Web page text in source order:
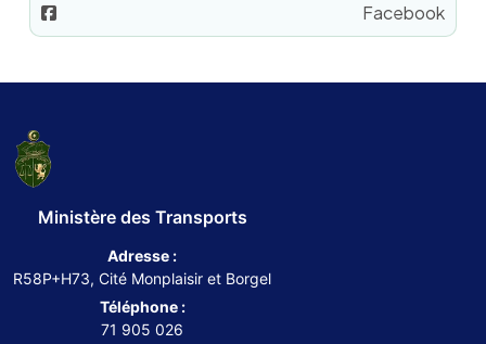
Facebook
Ministère des Transports
Adresse :
R58P+H73, Cité Monplaisir et Borgel
Téléphone :
71 905 026